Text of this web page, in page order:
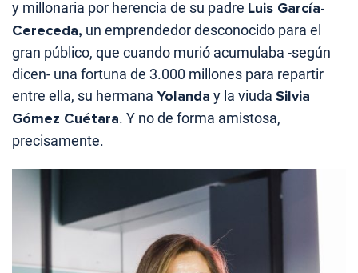
y millonaria por herencia de su padre Luis García-
Cereceda, un emprendedor desconocido para el
gran público, que cuando murió acumulaba -según
dicen- una fortuna de 3.000 millones para repartir
entre ella, su hermana Yolanda y la viuda Silvia
Gómez Cuétara. Y no de forma amistosa,
precisamente.